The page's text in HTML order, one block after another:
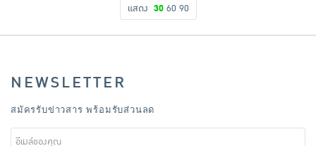
แสดง 30 60 90
NEWSLETTER
สมัครรับข่าวสาร พร้อมรับส่วนลด